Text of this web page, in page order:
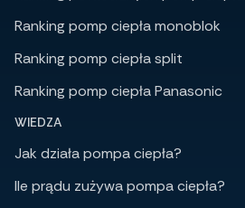
Ranking pomp ciepła monoblok
Ranking pomp ciepła split
Ranking pomp ciepła Panasonic
WIEDZA
Jak działa pompa ciepła?
Ile prądu zużywa pompa ciepła?